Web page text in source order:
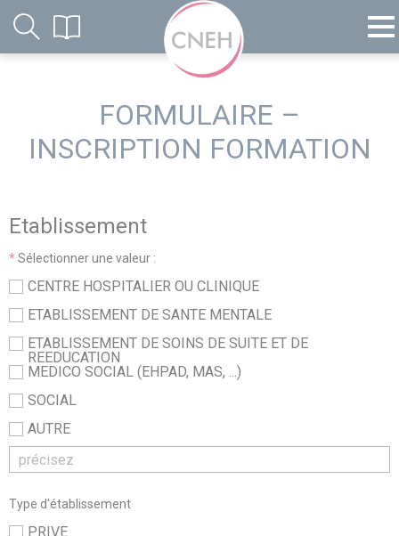
FORMULAIRE –
INSCRIPTION FORMATION
Etablissement
*Sélectionner une valeur :
CENTRE HOSPITALIER OU CLINIQUE
ETABLISSEMENT DE SANTE MENTALE
ETABLISSEMENT DE SOINS DE SUITE ET DE
REEDUCATION
MEDICO SOCIAL (EHPAD, MAS, ...)
SOCIAL
AUTRE
Type d'établissement
PRIVE